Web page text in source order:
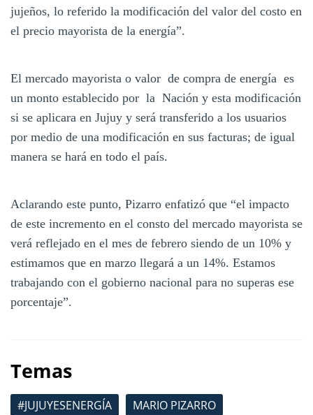
jujeños, lo referido la modificación del valor del costo en
el precio mayorista de la energía”.
El mercado mayorista o valor de compra de energía es
un monto establecido por la Nación y esta modificación
si se aplicara en Jujuy y será transferido a los usuarios
por medio de una modificación en sus facturas; de igual
manera se hará en todo el país.
Aclarando este punto, Pizarro enfatizó que “el impacto
de este incremento en el consto del mercado mayorista se
verá reflejado en el mes de febrero siendo de un 10% y
estimamos que en marzo llegará a un 14%. Estamos
trabajando con el gobierno nacional para no superas ese
porcentaje”.
Temas
#JUJUYESENERGÍA
MARIO PIZARRO